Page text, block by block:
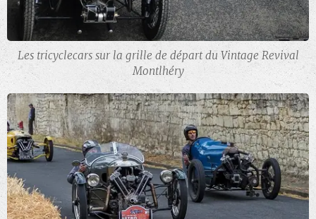
Les tricyclecars sur la grille de départ du Vintage Revival
Montlhéry